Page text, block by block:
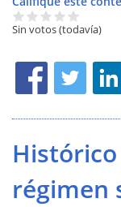
Sin votos (todavía)
régimen